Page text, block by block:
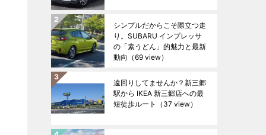
シンプルだからこそ際立つ走
り。SUBARU インプレッサ
の「素うどん」的魅力と最新
動向 （69 view）
遠回りしてませんか？新三郷
駅から IKEA 新三郷店への最
短徒歩ルート
（37 view）